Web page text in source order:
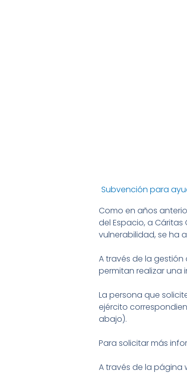
Subvención para
Como en años
del Espacio, a
vulnerabilidad, se ha
A través de la
permitan realizar una
La persona que
ejército
abajo).
Para solicitar más
A través de la